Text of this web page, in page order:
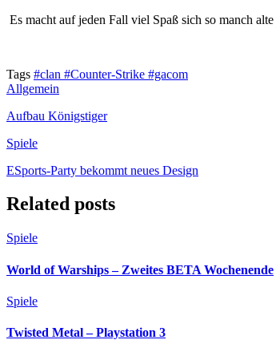
Es macht auf jeden Fall viel Spaß sich so manch
Tags #clan #Counter-Strike #gacom
Allgemein
Aufbau Königstiger
Spiele
ESports-Party bekommt neues Design
Related posts
Spiele
World of Warships – Zweites BETA Wochenende
Spiele
Twisted Metal – Playstation 3